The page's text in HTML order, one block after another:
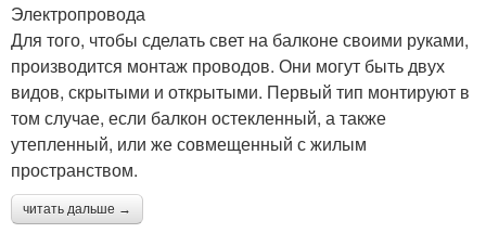
Электропровода
Для того, чтобы сделать свет на балконе своими руками,
производится монтаж проводов. Они могут быть двух
видов, скрытыми и открытыми. Первый тип монтируют в
том случае, если балкон остекленный, а также
утепленный, или же совмещенный с жилым
пространством.
читать дальше →